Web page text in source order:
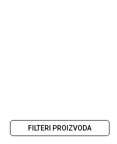
FILTERI PROIZVODA